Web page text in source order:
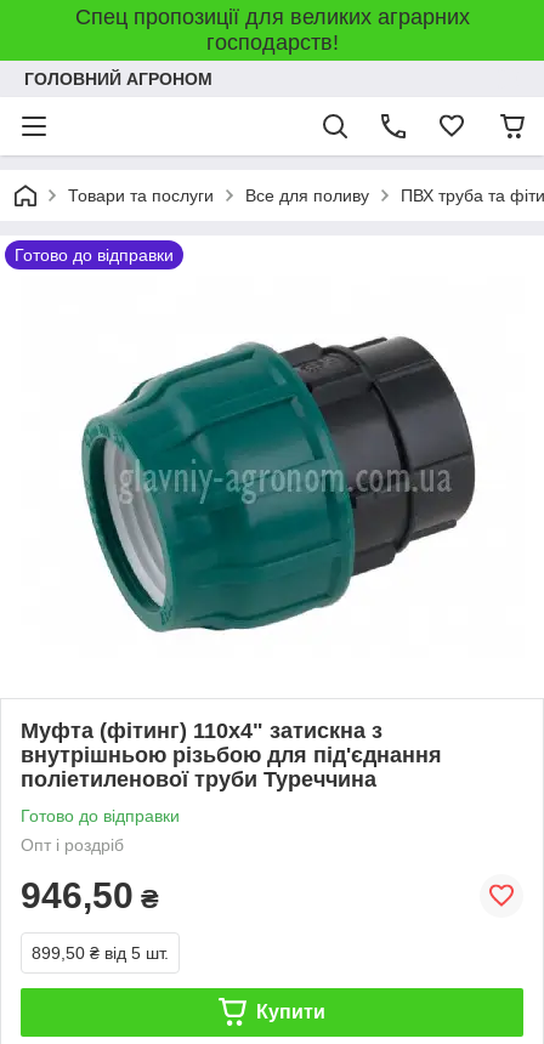
Спец пропозиції для великих аграрних
господарств!
ГОЛОВНИЙ АГРОНОМ
Товари та послуги Все для поливу ПВХ труба та
Готово до відправки
Муфта (фітинг) 110х4" затискна з
внутрішньою різьбою для під'єднання
поліетиленової труби Туреччина
Готово до відправки
Опт і роздріб
946,50 ₴
899,50 ₴ від 5 шт.
Купити